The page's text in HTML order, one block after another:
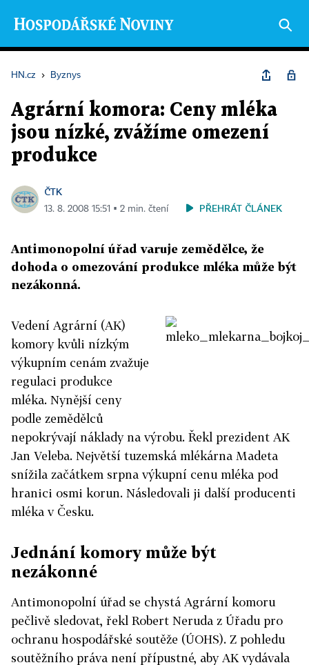
HN.cz › Byznys
Agrární komora: Ceny mléka
jsou nízké, zvážíme omezení
produkce
ČTK
13. 8. 2008 15:51 ▪ 2 min. čtení PŘEHRÁT ČLÁNEK
Antimonopolní úřad varuje zemědělce, že
dohoda o omezování produkce mléka může být
nezákonná.
Vedení Agrární (AK)
komory kvůli nízkým
výkupním cenám zvažuje
regulaci produkce
mléka. Nynější ceny
podle zemědělců
nepokrývají náklady na výrobu. Řekl prezident AK
Jan Veleba. Největší tuzemská mlékárna Madeta
snížila začátkem srpna výkupní cenu mléka pod
hranici osmi korun. Následovali ji další producenti
mléka v Česku.
Jednání komory může být
nezákonné
Antimonopolní úřad se chystá Agrární komoru
pečlivě sledovat, řekl Robert Neruda z Úřadu pro
ochranu hospodářské soutěže (ÚOHS). Z pohledu
soutěžního práva není přípustné, aby AK vydávala